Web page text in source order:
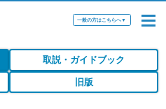
一般の方はこちらへ▼
取説・ガイドブック
旧版